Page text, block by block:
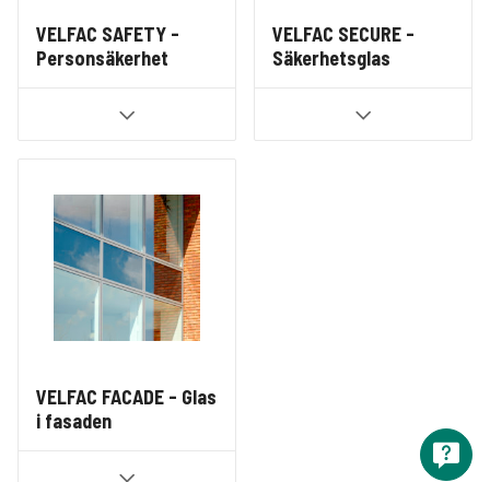
VELFAC SAFETY -
Personsäkerhet
VELFAC SECURE -
Säkerhetsglas
VELFAC FACADE - Glas
i fasaden